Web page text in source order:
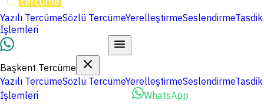
Yazılı TercümeSözlü TercümeYerelleştirmeSeslendirmeTasdik
İşlemleri
Başkent Tercüme
Yazılı TercümeSözlü TercümeYerelleştirmeSeslendirmeTasdik
İşlemleri
WhatsApp